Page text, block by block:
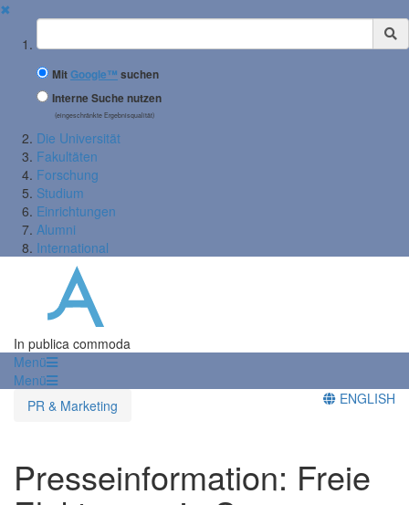
✖
Suchbegriff
MitGoogle™ suchen
Interne Suche nutzen
(eingeschränkte Ergebnisqualität)
Die Universität
Fakultäten
Forschung
Studium
Einrichtungen
Alumni
International
In publica commoda
Menü
Menü
PR & Marketing
ENGLISH
Presseinformation: Freie